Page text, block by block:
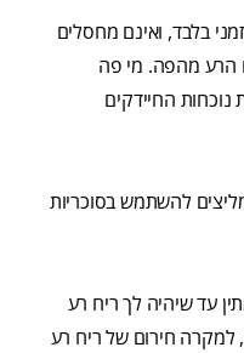
בלבד, ואינם מחסלים
הרע מהפה. מי פה
החיידקים
להשתמש בסוכריות
עד שיהיה לך ריח רע
למקרה חירום של ריח רע